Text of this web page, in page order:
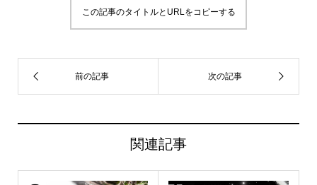
この記事のタイトルとURLをコピーする
関連記事